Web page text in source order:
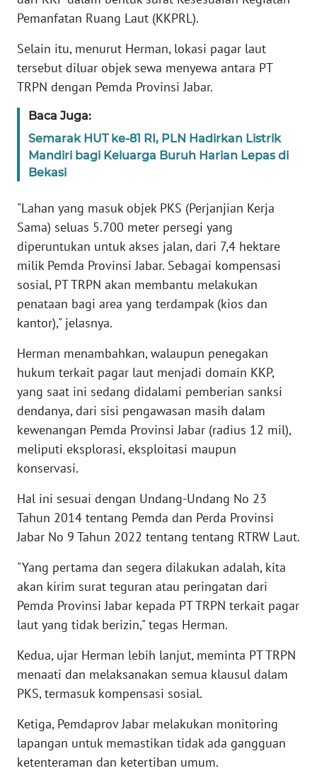
Pemanfatan Ruang Laut (KKPRL).
Selain itu, menurut Herman, lokasi pagar laut
tersebut diluar objek sewa menyewa antara PT
TRPN dengan Pemda Provinsi Jabar.
Baca Juga:
Semarak HUT ke-81 RI, PLN Hadirkan Listrik
Mandiri bagi Keluarga Buruh Harian Lepas di
Bekasi
"Lahan yang masuk objek PKS (Perjanjian Kerja
Sama) seluas 5.700 meter persegi yang
diperuntukan untuk akses jalan, dari 7,4 hektare
milik Pemda Provinsi Jabar. Sebagai kompensasi
sosial, PT TRPN akan membantu melakukan
penataan bagi area yang terdampak (kios dan
kantor)," jelasnya.
Herman menambahkan, walaupun penegakan
hukum terkait pagar laut menjadi domain KKP,
yang saat ini sedang didalami pemberian sanksi
dendanya, dari sisi pengawasan masih dalam
kewenangan Pemda Provinsi Jabar (radius 12 mil),
meliputi eksplorasi, eksploitasi maupun
konservasi.
Hal ini sesuai dengan Undang-Undang No 23
Tahun 2014 tentang Pemda dan Perda Provinsi
Jabar No 9 Tahun 2022 tentang tentang RTRW Laut.
"Yang pertama dan segera dilakukan adalah, kita
akan kirim surat teguran atau peringatan dari
Pemda Provinsi Jabar kepada PT TRPN terkait pagar
laut yang tidak berizin," tegas Herman.
Kedua, ujar Herman lebih lanjut, meminta PT TRPN
menaati dan melaksanakan semua klausul dalam
PKS, termasuk kompensasi sosial.
Ketiga, Pemdaprov Jabar melakukan monitoring
lapangan untuk memastikan tidak ada gangguan
ketenteraman dan ketertiban umum.
WN
SULTENG
SULBAR
WN
SUMBAR
WN
SUMSEL
BENGKULU
WN
LAMPUNG
WN
JATENG
WN
NUSANTARA
JOGJA
WN
WN
KALBAR
WN